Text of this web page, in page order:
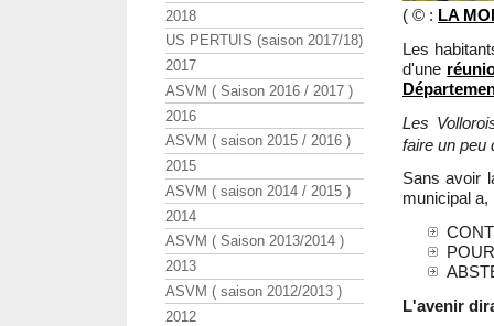
( © : LA
Les
d'une
Les
faire un peu
Sans avoir
municipal
L'avenir
2018
US PERTUIS (saison 2017/18)
2017
ASVM ( Saison 2016 / 2017 )
2016
ASVM ( saison 2015 / 2016 )
2015
ASVM ( saison 2014 / 2015 )
2014
ASVM ( Saison 2013/2014 )
2013
ASVM ( saison 2012/2013 )
2012